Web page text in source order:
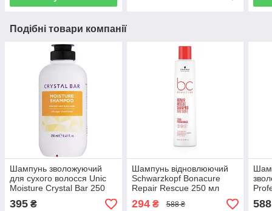
Подібні товари компанії
Шампунь зволожуючий
для сухого волосся Unic
Moisture Crystal Bar 250
мл
395 ₴
Шампунь відновлюючий
Schwarzkopf Bonacure
Repair Rescue 250 мл
294₴ 588 ₴ 588